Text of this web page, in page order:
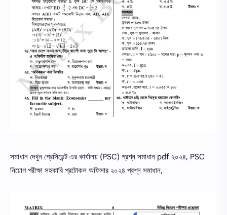
সমাধান দেখুন প্রেসিডেন্ট এর কার্যালয় (PSC) প্রশ্ন সমাধান pdf ২০২৪, PSC
নিয়োগ পরীক্ষা সহকারি প্রটোকল অফিসার ২০২৪ প্রশ্ন সমাধান,